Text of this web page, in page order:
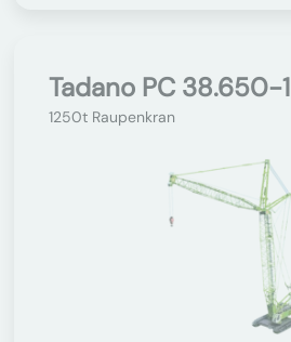
Tadano PC 38.650-1
1250t Raupenkran